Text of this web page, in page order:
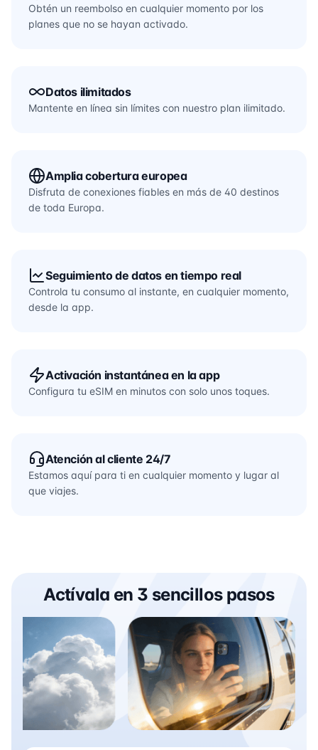
Obtén un reembolso en cualquier momento por los
planes que no se hayan activado.
Datos ilimitados
Mantente en línea sin límites con nuestro plan ilimitado.
Amplia cobertura europea
Disfruta de conexiones fiables en más de 40 destinos
de toda Europa.
Seguimiento de datos en tiempo real
Controla tu consumo al instante, en cualquier momento,
desde la app.
Activación instantánea en la app
Configura tu eSIM en minutos con solo unos toques.
Atención al cliente 24/7
Estamos aquí para ti en cualquier momento y lugar al
que viajes.
Actívala en 3 sencillos pasos